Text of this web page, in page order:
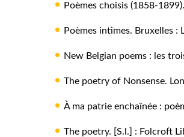
Poèmes choisis (1858-1899)
Poèmes intimes. Bruxelles :
New Belgian poems : les
The poetry of Nonsense.
À ma patrie enchaînée :
The poetry. [S.l.] : Folcroft